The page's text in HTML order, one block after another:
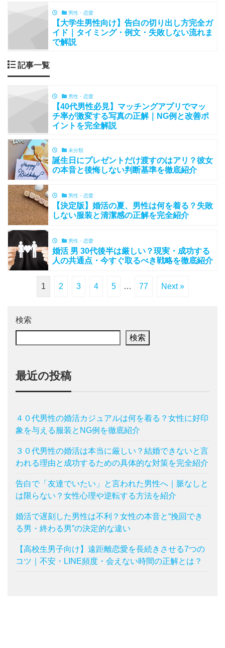
男性・恋愛
【大学生男性向け】告白の切り出し方完全ガ
イド｜タイミング・例文・失敗しない流れま
で解説
記事一覧
男性・恋愛
【40代男性必見】マッチングアプリでマッ
チ率が激変する写真の正解｜NG例と改善ポ
イントを完全解説
未分類
誕生日にプレゼントだけ渡すのはアリ？彼女
の本音と後悔しない判断基準を徹底紹介
男性・恋愛
【決定版】婚活の夏、男性は何を着る？失敗
しない服装と清潔感の正解を完全紹介
男性・恋愛
婚活 男 30代後半は厳しい？現実・成功する
人の共通点・今すぐ取るべき戦略を徹底紹介
1 2 3 4 5 … 77 Next »
検索
検索
最近の投稿
４０代男性の婚活カジュアルは何を着る？女性に好印
象を与える服装とNG例を徹底紹介
３０代男性の婚活は本当に厳しい？結婚できないと言
われる理由と成功するための具体的な対策を完全紹介
告白で「友達でいたい」と言われた男性へ｜脈なしと
は限らない？女性心理や逆転する方法を紹介
婚活で遅刻した男性は不利？女性の本音と“挽回でき
る男・終わる男”の決定的な違い
【高校生男子向け】遠距離恋愛を長続きさせる7つの
コツ｜不安・LINE頻度・会えない時間の正解とは？